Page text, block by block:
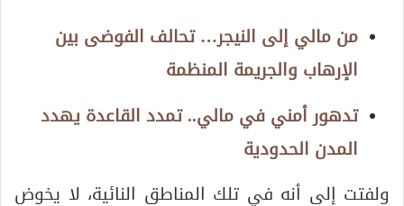
من مالي إلى النيجر… تحالف الفوضى بين
الإرهاب والجريمة المنظمة
تدهور أمني في مالي.. تمدد القاعدة يهدد
المدن الحدودية
ولفتت إلى أنه في تلك المناطق النائية، لا يخوض